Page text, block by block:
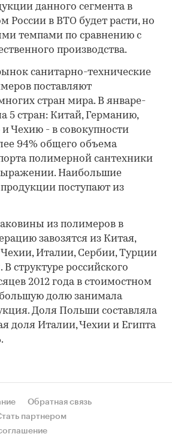
данного сегмента в
России в ВТО будет расти, но
темпами по сравнению с
производства.
санитарно-технические
поставляют
стран мира. В январе-
5 стран: Китай, Германию,
Чехию - в совокупности
94% общего объема
полимерной сантехники
Наибольшие
поступают из
из полимеров в
завозятся из Китая,
Италии, Сербии, Турции
структуре российского
2012 года в стоимостном
долю занимала
Доля Польши составляла
доля Италии, Чехии и Египта
Обратная связь
партнером